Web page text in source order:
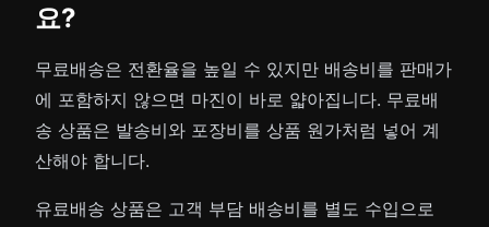
요?
무료배송은 전환율을 높일 수 있지만 배송비를 판매가
에 포함하지 않으면 마진이 바로 얇아집니다. 무료배
송 상품은 발송비와 포장비를 상품 원가처럼 넣어 계
산해야 합니다.
유료배송 상품은 고객 부담 배송비를 별도 수입으로